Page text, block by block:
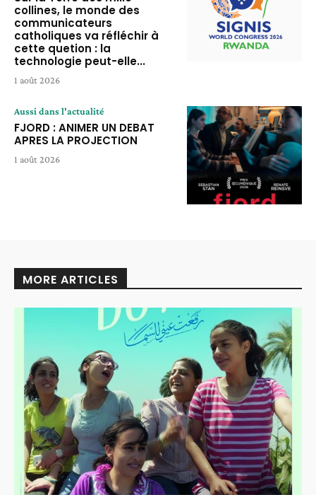
collines, le monde des
communicateurs
catholiques va réfléchir à
cette quetion : la
technologie peut-elle...
1 août 2026
Aussi dans l'actualité
FJORD : ANIMER UN DEBAT
APRES LA PROJECTION
1 août 2026
MORE ARTICLES